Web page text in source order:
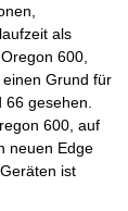
als
600,
Grund für
gesehen.
600, auf
neuen Edge
ist